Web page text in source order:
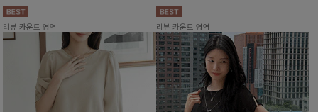
리뷰 카운트 영역 리뷰 카운트 영역